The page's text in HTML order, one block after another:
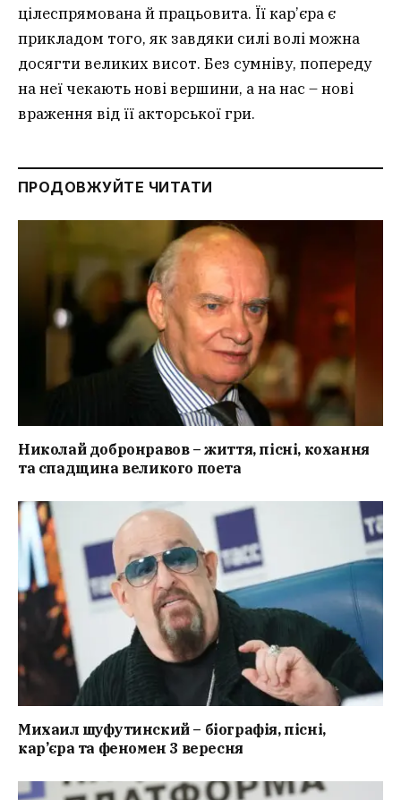
цілеспрямована й працьовита. Її кар’єра є
прикладом того, як завдяки силі волі можна
досягти великих висот. Без сумніву, попереду
на неї чекають нові вершини, а на нас – нові
враження від її акторської гри.
ПРОДОВЖУЙТЕ ЧИТАТИ
Николай добронравов – життя, пісні, кохання
та спадщина великого поета
Михаил шуфутинский – біографія, пісні,
кар’єра та феномен 3 вересня